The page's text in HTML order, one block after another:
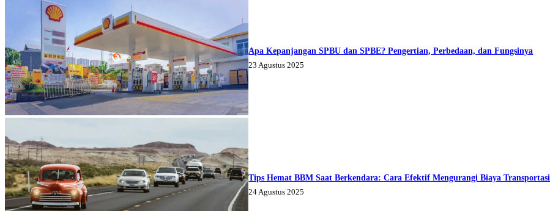
Apa Kepanjangan SPBU dan SPBE? Pengertian, Perbedaan, dan Fungsinya
23 Agustus 2025
Tips Hemat BBM Saat Berkendara: Cara Efektif Mengurangi Biaya Transportasi
24 Agustus 2025